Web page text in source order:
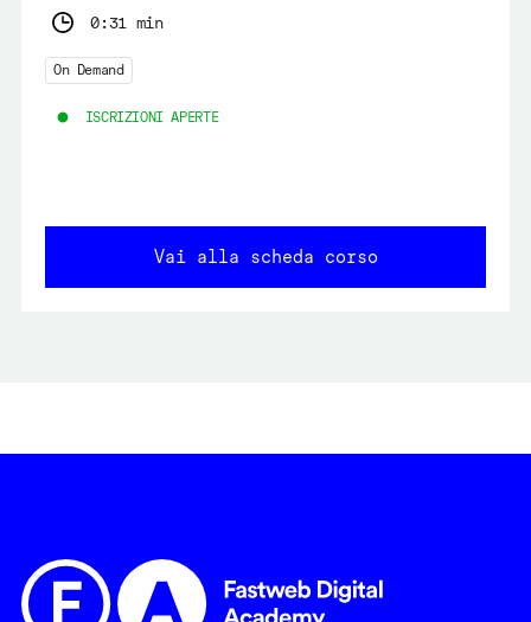
0:31 min
On Demand
ISCRIZIONI APERTE
Vai alla scheda corso